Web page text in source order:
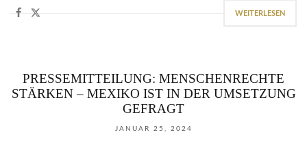
WEITERLESEN
PRESSEMITTEILUNG: MENSCHENRECHTE
STÄRKEN – MEXIKO IST IN DER UMSETZUNG
GEFRAGT
JANUAR 25, 2024